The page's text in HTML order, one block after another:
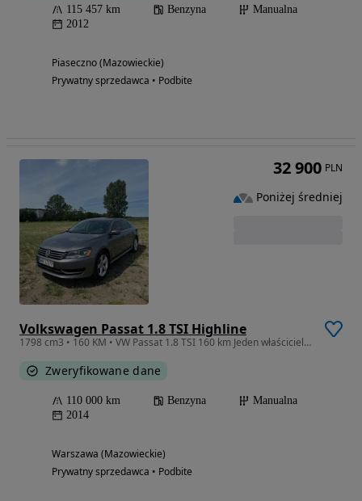
115 457 km Benzyna
Manualna
2012
Piaseczno (Mazowieckie)
Prywatny sprzedawca • Podbite
Volkswagen Passat 1.8 TSI Highline
1798 cm3 • 160 KM • VW Passat 1.8 TSI 160 km Jeden właściciel od 9 lat
Zweryfikowane dane
110 000 km Benzyna
Manualna
2014
Warszawa (Mazowieckie)
Prywatny sprzedawca • Podbite
32 900 PLN
Poniżej średniej